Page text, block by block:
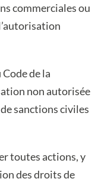
commerciales ou
de la
non autorisée
sanctions civiles
toutes actions, y
des droits de